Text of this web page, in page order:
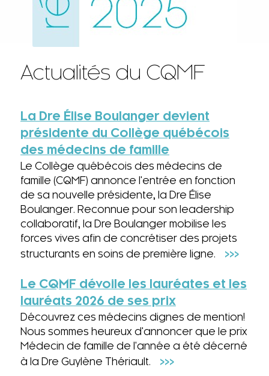
Actualités du CQMF
La Dre Élise Boulanger devient
présidente du Collège québécois
des médecins de famille
Le Collège québécois des médecins de
famille (CQMF) annonce l'entrée en fonction
de sa nouvelle présidente, la Dre Élise
Boulanger. Reconnue pour son leadership
collaboratif, la Dre Boulanger mobilise les
forces vives afin de concrétiser des projets
structurants en soins de première ligne.
>>>
Le CQMF dévoile les lauréates et les
lauréats 2026 de ses prix
Découvrez ces médecins dignes de mention!
Nous sommes heureux d'annoncer que le prix
Médecin de famille de l'année a été décerné
à la Dre Guylène Thériault.
>>>